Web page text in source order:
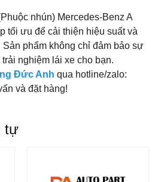
nhún) Mercedes-Benz A
tối ưu để cải thiện hiệu suất và
phẩm không chỉ đảm bảo sự
nghiệm lái xe cho bạn.
Đức Anh qua hotline/zalo:
và đặt hàng!
tự